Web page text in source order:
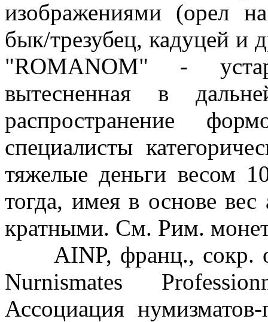
изображениями (орел
бык/трезубец, кадуцей и
"ROMANOM" -
вытесненная в
распространение
специалисты
тяжелые деньги весом
тогда, имея в основе
кратными. См. Рим.
AINP, франц., сокр.
Nurnismates
Ассоциация